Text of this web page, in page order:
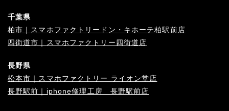
千葉県
柏市｜スマホファクトリードン・キホーテ柏駅前店
四街道市｜スマホファクトリー四街道店
長野県
松本市｜スマホファクトリー ライオン堂店
長野駅前｜iphone修理工房 長野駅前店